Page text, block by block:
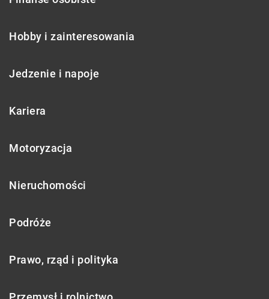
Hobby i zainteresowania
Jedzenie i napoje
Kariera
Motoryzacja
Nieruchomości
Podróże
Prawo, rząd i polityka